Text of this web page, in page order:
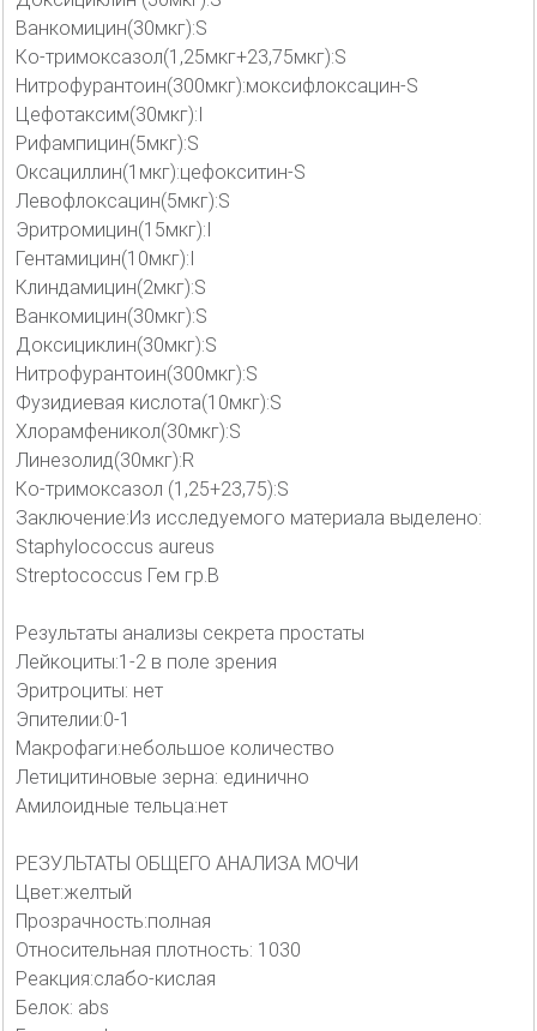
Ванкомицин(30мкг):S
Ко-тримоксазол(1,25мкг+23,75мкг):S
Нитрофурантоин(300мкг):моксифлоксацин-S
Цефотаксим(30мкг):I
Рифампицин(5мкг):S
Оксациллин(1мкг):цефокситин-S
Левофлоксацин(5мкг):S
Эритромицин(15мкг):I
Гентамицин(10мкг):I
Клиндамицин(2мкг):S
Ванкомицин(30мкг):S
Доксициклин(30мкг):S
Нитрофурантоин(300мкг):S
Фузидиевая кислота(10мкг):S
Хлорамфеникол(30мкг):S
Линезолид(30мкг):R
Ко-тримоксазол (1,25+23,75):S
Заключение:Из исследуемого материала выделено:
Staphylococcus aureus
Streptococcus Гем гр.В
Результаты анализы секрета простаты
Лейкоциты:1-2 в поле зрения
Эритроциты: нет
Эпителии:0-1
Макрофаги:небольшое количество
Летицитиновые зерна: единично
Амилоидные тельца:нет
РЕЗУЛЬТАТЫ ОБЩЕГО АНАЛИЗА МОЧИ
Цвет:желтый
Прозрачность:полная
Относительная плотность: 1030
Реакция:слабо-кислая
Белок: abs